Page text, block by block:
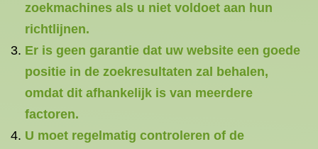
zoekmachines als u niet voldoet aan hun
richtlijnen.
Er is geen garantie dat uw website een goede
positie in de zoekresultaten zal behalen,
omdat dit afhankelijk is van meerdere
factoren.
U moet regelmatig controleren of de